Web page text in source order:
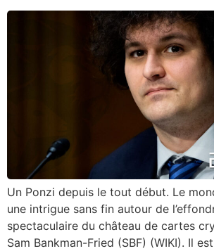
Un Ponzi depuis le tout début. Le
une intrigue sans fin autour de
spectaculaire du château de cartes
Sam Bankman-Fried (SBF) (WIKI). Il